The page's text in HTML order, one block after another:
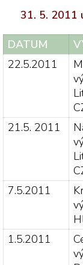
31. 5. 2011
DATUM
22.5.2011
21.5. 2011
7.5.2011
1.5.2011